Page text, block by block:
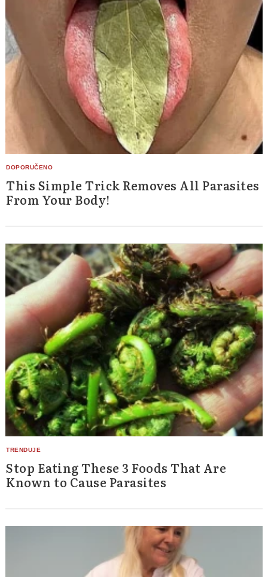
This Simple Trick Removes All Parasites
From Your Body!
Stop Eating These 3 Foods That Are
Known to Cause Parasites